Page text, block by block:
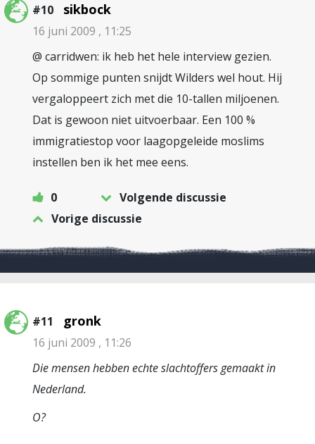
#10 sikbock
16 juni 2009 , 11:25
@ carridwen: ik heb het hele interview gezien.
Op sommige punten snijdt Wilders wel hout. Hij
vergaloppeert zich met die 10-tallen miljoenen.
Dat is gewoon niet uitvoerbaar. Een 100 %
immigratiestop voor laagopgeleide moslims
instellen ben ik het mee eens.
0
Volgende discussie
Vorige discussie
#11 gronk
16 juni 2009 , 11:26
Die mensen hebben echte slachtoffers gemaakt in
Nederland.
O?